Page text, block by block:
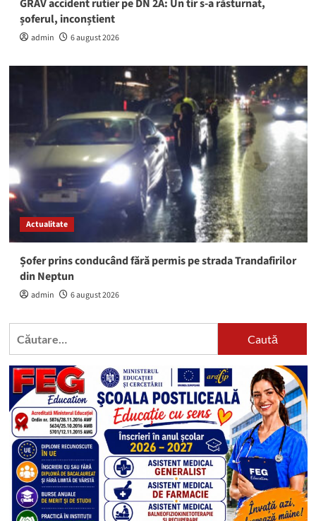
GRAV accident rutier pe DN 2A: Un tir s-a răsturnat,
șoferul, inconștient
admin 6 august 2026
Actualitate
Șofer prins conducând fără permis pe strada Trandafirilor
din Neptun
admin 6 august 2026
Caută